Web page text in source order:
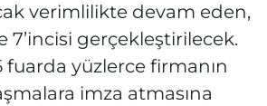
verimlilikte devam eden,
7’incisi gerçekleştirilecek.
fuarda yüzlerce firmanın
imza atmasına